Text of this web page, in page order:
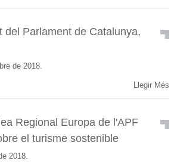
del Parlament de Catalunya,
de 2018.
Llegir Més
Regional Europa de l'APF
el turisme sostenible
2018.